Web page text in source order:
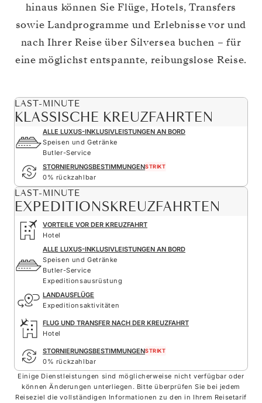
hinaus können Sie Flüge, Hotels, Transfers
sowie Landprogramme und Erlebnisse vor und
nach Ihrer Reise über Silversea buchen – für
eine möglichst entspannte, reibungslose Reise.
LAST-MINUTE
KLASSISCHE KREUZFAHRTEN
ALLE LUXUS-INKLUSIVLEISTUNGEN AN BORD
Speisen und Getränke
Butler-Service
STORNIERUNGSBESTIMMUNGENSTRIKT
0% rückzahlbar
LAST-MINUTE
EXPEDITIONSKREUZFAHRTEN
VORTEILE VOR DER KREUZFAHRT
Hotel
ALLE LUXUS-INKLUSIVLEISTUNGEN AN BORD
Speisen und Getränke
Butler-Service
Expeditionsausrüstung
LANDAUSFLÜGE
Expeditionsaktivitäten
FLUG UND TRANSFER NACH DER KREUZFAHRT
Hotel
STORNIERUNGSBESTIMMUNGENSTRIKT
0% rückzahlbar
Einige Dienstleistungen sind möglicherweise nicht verfügbar oder
können Änderungen unterliegen. Bitte überprüfen Sie bei jedem
Reiseziel die vollständigen Informationen zu den in Ihrem Reisetarif